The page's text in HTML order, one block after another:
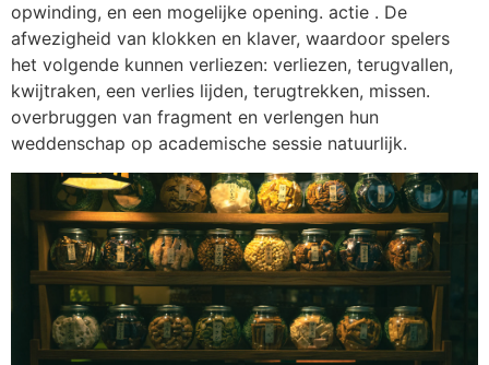
opwinding, en een mogelijke opening. actie . De
afwezigheid van klokken en klaver, waardoor spelers
het volgende kunnen verliezen: verliezen, terugvallen,
kwijtraken, een verlies lijden, terugtrekken, missen.
overbruggen van fragment en verlengen hun
weddenschap op academische sessie natuurlijk.